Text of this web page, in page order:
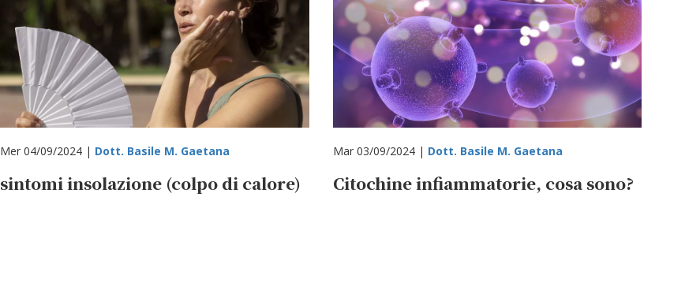
Mer 04/09/2024 | Dott. Basile M. Gaetana
sintomi insolazione (colpo di calore)
Mar 03/09/2024 | Dott. Basile M. Gaetana
Citochine infiammatorie, cosa sono?